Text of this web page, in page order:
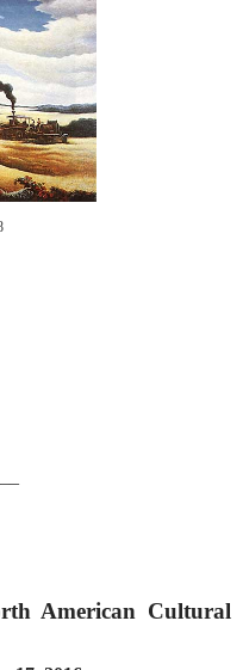
American Cultural